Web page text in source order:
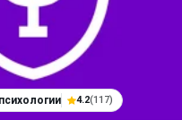
4.2(117)